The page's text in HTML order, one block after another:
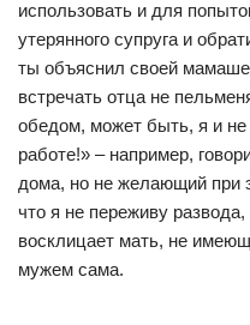
использовать и для
утерянного супруга и
ты объяснил своей
встречать отца не
обедом, может быть, я и
работе!» – например,
дома, но не желающий при
что я не переживу
восклицает мать, не
мужем сама.